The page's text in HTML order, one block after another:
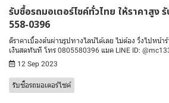
รับซื้อรถมอเตอร์ไซค์ทั่วไทย ให้ราคาสูง
558-0396
ตีราคาเบื้องต้นผ่านรูปทางไลน์ได้เลย ไม่ต้อง วิ่งไปหน้า
เงินสดทันที โทร 0805580396 แมค LINE ID:
12 Sep 2023
รับซื้อรถมอเตอร์ไซค์